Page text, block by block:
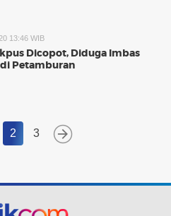
13:46 WIB
Dicopot, Diduga Imbas
Petamburan
2 3